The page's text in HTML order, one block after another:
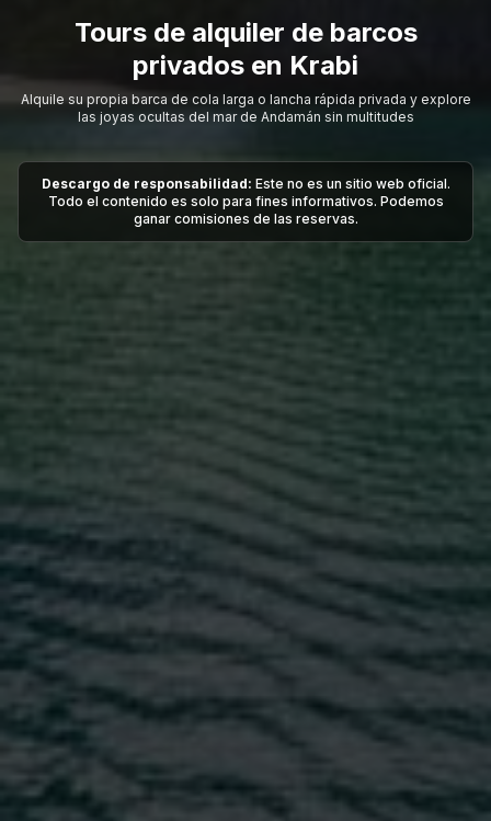
Tours de alquiler de barcos
privados en Krabi
Alquile su propia barca de cola larga o lancha rápida privada y explore
las joyas ocultas del mar de Andamán sin multitudes
Descargo de responsabilidad: Este no es un sitio web oficial.
Todo el contenido es solo para fines informativos. Podemos
ganar comisiones de las reservas.